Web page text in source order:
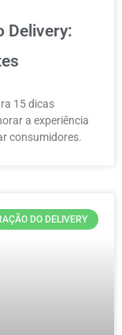
Delivery:
15 dicas
a experiência
consumidores.
DO DELIVERY